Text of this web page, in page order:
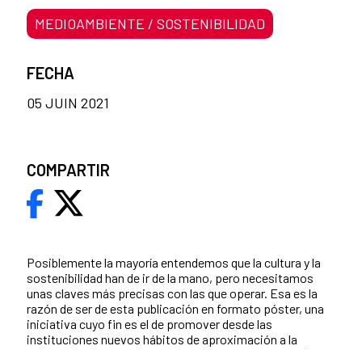
Posiblemente la mayoría entendemos que la cultura y la
sostenibilidad han de ir de la mano, pero necesitamos
unas claves más precisas con las que operar. Esa es la
razón de ser de esta publicación en formato póster, una
iniciativa cuyo fin es el de promover desde las
instituciones nuevos hábitos de aproximación a la
MEDIOAMBIENTE / SOSTENIBILIDAD
FECHA
05 JUIN 2021
COMPARTIR